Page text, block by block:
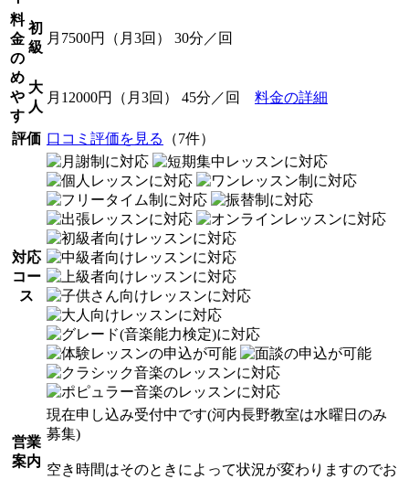
料
金
の
め
や
す
初
級
月7500円（月3回） 30分／回
大
人
月12000円（月3回） 45分／回 料金の詳細
評価 口コミ評価を見る （7件）
対応
コー
ス
営業
案内
現在申し込み受付中です(河内長野教室は水曜日のみ
募集)
空き時間はそのときによって状況が変わりますのでお